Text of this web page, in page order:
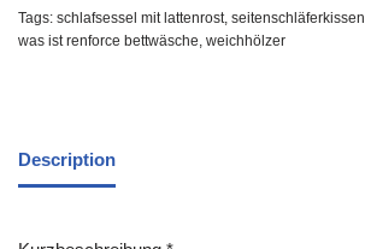
Tags: schlafsessel mit lattenrost, seitenschläferkissen
was ist renforce bettwäsche, weichhölzer
Description